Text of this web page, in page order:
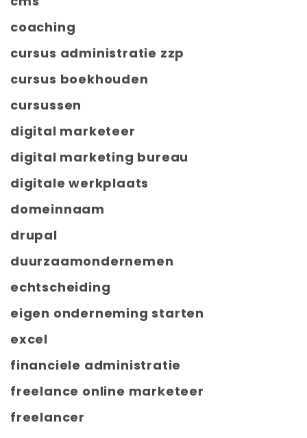
coaching
cursus administratie zzp
cursus boekhouden
cursussen
digital marketeer
digital marketing bureau
digitale werkplaats
domeinnaam
drupal
duurzaamondernemen
echtscheiding
eigen onderneming starten
excel
financiele administratie
freelance online marketeer
freelancer